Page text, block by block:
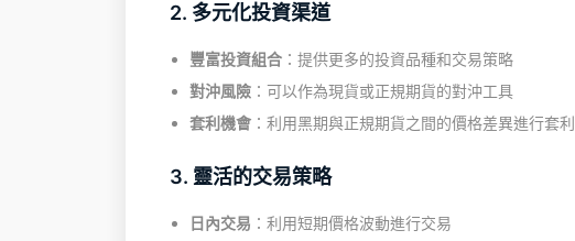
2. 多元化投資渠道
豐富投資組合 ：提供更多的投資品種和交易策略
對沖風險 ：可以作為現貨或正規期貨的對沖工具
套利機會 ：利用黑期與正規期貨之間的價格差異進行套利
3. 靈活的交易策略
日內交易 ：利用短期價格波動進行交易